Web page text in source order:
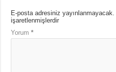
E-posta adresiniz yayınlanmayacak.
işaretlenmişlerdir
Yorum*